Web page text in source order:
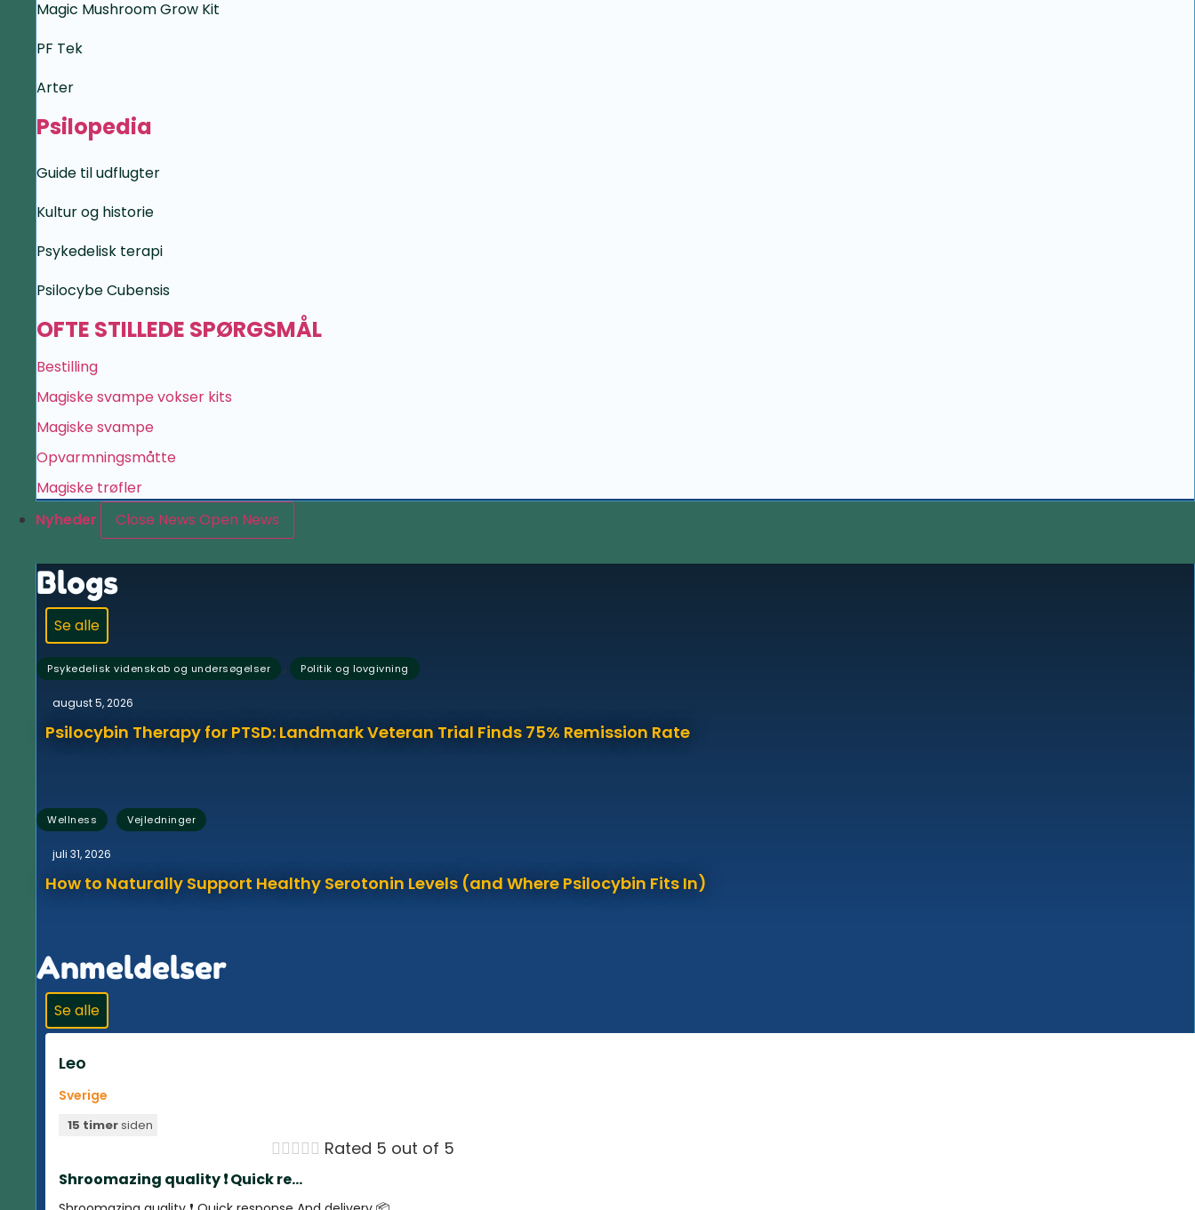
Magic Mushroom Grow Kit
PF Tek
Arter
Psilopedia
Guide til udflugter
Kultur og historie
Psykedelisk terapi
Psilocybe Cubensis
OFTE STILLEDE SPØRGSMÅL
Bestilling
Magiske svampe vokser kits
Magiske svampe
Opvarmningsmåtte
Magiske trøfler
Nyheder
Close News Open News
Blogs
Se alle
Psykedelisk videnskab og undersøgelser , Politik og lovgivning
august 5, 2026
Psilocybin Therapy for PTSD: Landmark Veteran Trial Finds 75% Remission Rate
Wellness , Vejledninger
juli 31, 2026
How to Naturally Support Healthy Serotonin Levels (and Where Psilocybin Fits In)
Anmeldelser
Se alle
Leo
Sverige
15 timersiden
 Rated 5 out of 5
Shroomazing quality ❗️ Quick re...